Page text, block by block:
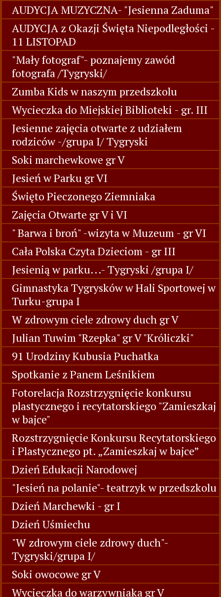
AUDYCJA MUZYCZNA- "Jesienna Zaduma"
AUDYCJA z Okazji Święta Niepodległości -
11 LISTOPAD
"Mały fotograf"- poznajemy zawód
fotografa /Tygryski/
Zumba Kids w naszym przedszkolu
Wycieczka do Miejskiej Biblioteki - gr. III
Jesienne zajęcia otwarte z udziałem
rodziców -/grupa I/ Tygryski
Soki marchewkowe gr V
Jesień w Parku gr VI
Święto Pieczonego Ziemniaka
Zajęcia Otwarte gr V i VI
" Barwa i broń" -wizyta w Muzeum - gr VI
Cała Polska Czyta Dzieciom - gr III
Jesienią w parku...- Tygryski /grupa I/
Gimnastyka Tygrysków w Hali Sportowej w
Turku-grupa I
W zdrowym ciele zdrowy duch gr V
Julian Tuwim "Rzepka" gr V "Króliczki"
91 Urodziny Kubusia Puchatka
Spotkanie z Panem Leśnikiem
Fotorelacja Rozstrzygnięcie konkursu
plastycznego i recytatorskiego "Zamieszkaj
w bajce"
Rozstrzygnięcie Konkursu Recytatorskiego
i Plastycznego pt. „Zamieszkaj w bajce”
Dzień Edukacji Narodowej
"Jesień na polanie"- teatrzyk w przedszkolu
Dzień Marchewki - gr I
Dzień Uśmiechu
"W zdrowym ciele zdrowy duch"-
Tygryski/grupa I/
Soki owocowe gr V
Wycieczka do warzywniaka gr V